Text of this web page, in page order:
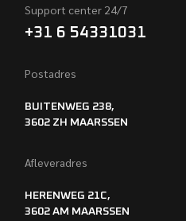
Support center 24/7
+31 6 54331031
Postadres
BUITENWEG 238,
3602 ZH MAARSSEN
Afleveradres
HERENWEG 21C,
3602 AM MAARSSEN